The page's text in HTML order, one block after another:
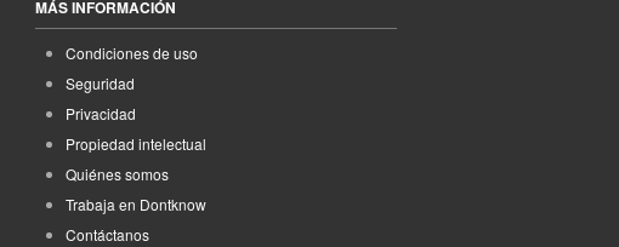
MÁS INFORMACIÓN
Condiciones de uso
Seguridad
Privacidad
Propiedad intelectual
Quiénes somos
Trabaja en Dontknow
Contáctanos